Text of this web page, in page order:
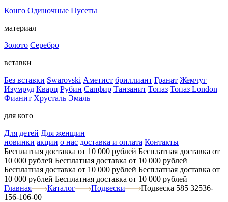
Конго Одиночные Пусеты
материал
Золото Серебро
вставки
Без вставки Swarovski Аметист бриллиант Гранат Жемчуг
Изумруд Кварц Рубин Сапфир Танзанит Топаз Топаз London
Фианит Хрусталь Эмаль
для кого
Для детей Для женщин
новинки акции о нас доставка и оплата Контакты
Бесплатная доставка от 10 000 рублей Бесплатная доставка от
10 000 рублей Бесплатная доставка от 10 000 рублей
Бесплатная доставка от 10 000 рублей Бесплатная доставка от
10 000 рублей Бесплатная доставка от 10 000 рублей
Главная
Каталог Подвески
Подвеска 585 32536-
156-106-00